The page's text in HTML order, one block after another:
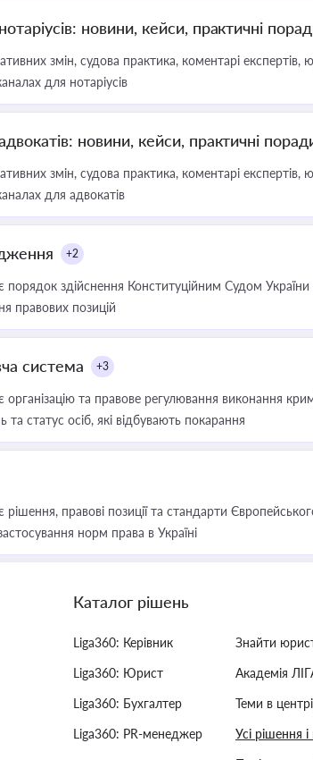
новини, кейси, практичні
змін, судова практика, коментарі експертів,
для нотаріусів
новини, кейси, практичні
змін, судова практика, коментарі експертів,
для адвокатів
+2
здійснення Конституційним Судом
правових позицій
система +3
та правове регулювання виконання
статус осіб, які відбувають покарання
правові позиції та стандарти
норм права в Україні
Каталог рішень
Liga360: Керівник
Liga360: Юрист
Liga360: Бухгалтер
Liga360: PR-менеджер
Знайти
Академія
Теми в
Усі рішення